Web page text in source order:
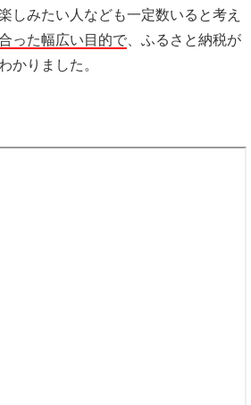
しみたい人なども一定数いると考え
った幅広い目的で 、ふるさと納税が
かりました。